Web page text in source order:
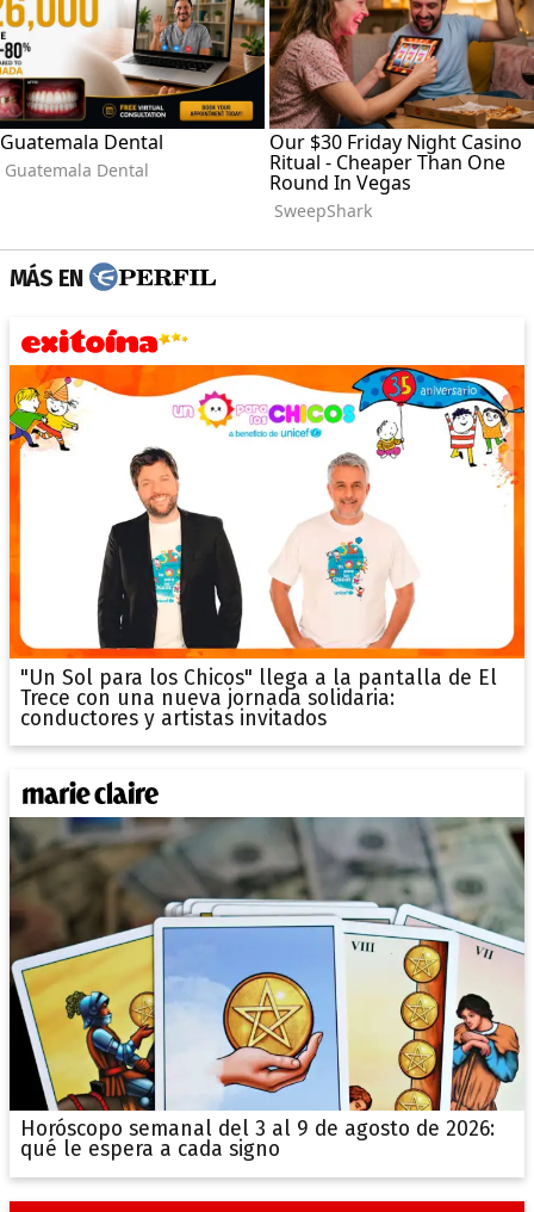
MÁS EN
"Un Sol para los Chicos" llega a la pantalla de El
Trece con una nueva jornada solidaria:
conductores y artistas invitados
Horóscopo semanal del 3 al 9 de agosto de 2026:
qué le espera a cada signo